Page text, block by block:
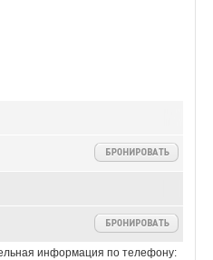
информация по телефону: